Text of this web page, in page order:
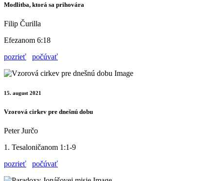
Modlitba, ktorá sa prihovára
Filip Čurilla
Efezanom 6:18
pozrieť
počúvať
15. august 2021
Vzorová cirkev pre dnešnú dobu
Peter Jurčo
1. Tesaloničanom 1:1-9
pozrieť
počúvať